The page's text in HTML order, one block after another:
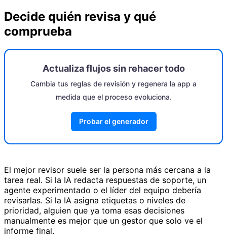
Decide quién revisa y qué
comprueba
Actualiza flujos sin rehacer todo
Cambia tus reglas de revisión y regenera la app a
medida que el proceso evoluciona.
Probar el generador
El mejor revisor suele ser la persona más cercana a la
tarea real. Si la IA redacta respuestas de soporte, un
agente experimentado o el líder del equipo debería
revisarlas. Si la IA asigna etiquetas o niveles de
prioridad, alguien que ya toma esas decisiones
manualmente es mejor que un gestor que solo ve el
informe final.